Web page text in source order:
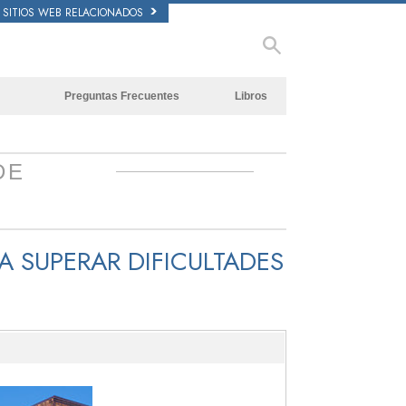
SITIOS WEB RELACIONADOS
Preguntas Frecuentes Libros
Películas
DIFICULTADES